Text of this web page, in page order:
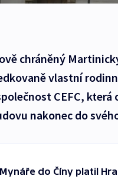
chráněný
vlastní
CEFC,
nakonec do
do Číny platil